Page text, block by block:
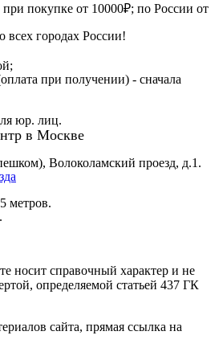
покупке от 10000₽; по России от
всех городах России!
при получении) - сначала
юр. лиц.
в Москве
Волоколамский проезд, д.1.
метров.
носит справочный характер и не
определяемой статьей 437 ГК
сайта, прямая ссылка на